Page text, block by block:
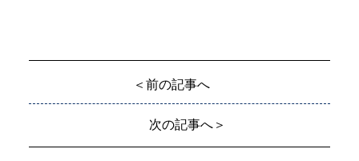
＜前の記事へ
次の記事へ＞